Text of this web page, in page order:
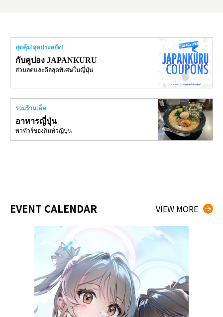
สุดคุ้ม!สุดประหยัด!
กับคูปอง JAPANKURU
ส่วนลดและดีลสุดพิเศษในญี่ปุ่น
รวมร้านเด็ด
อาหารญี่ปุ่น
พาทัวร์ของกินทั่วญี่ปุ่น
EVENT CALENDAR VIEW MORE